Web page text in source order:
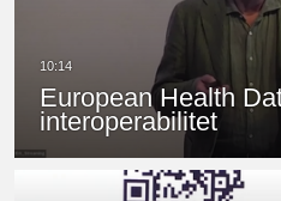
European Health
interoperabilitet